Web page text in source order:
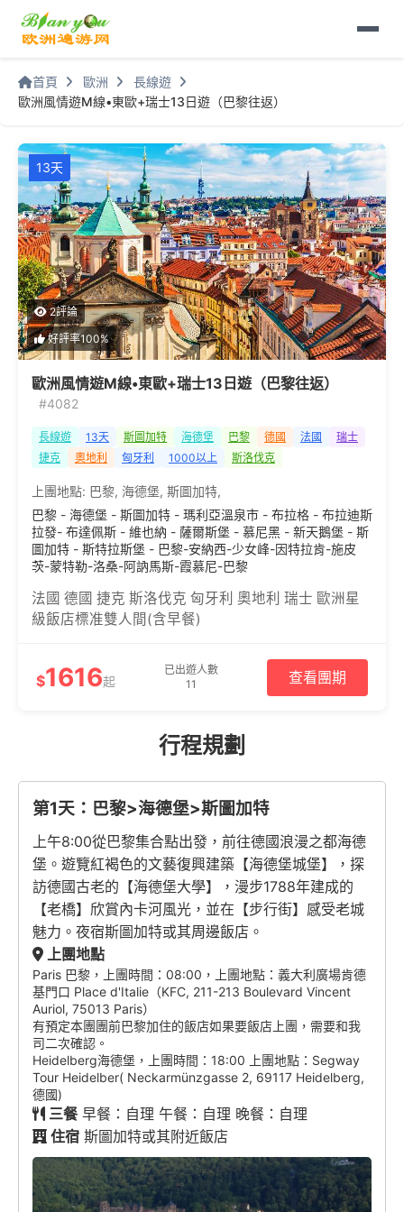
首頁 歐洲
長線遊
歐洲風情遊M線•東歐+瑞士13日遊（巴黎往返）
13天
2評論
好評率100%
歐洲風情遊M線•東歐+瑞士13日遊（巴黎往返）
#4082
長線遊 13天 斯圖加特 海德堡 巴黎 德國 法國
瑞士
捷克
奧地利 匈牙利 1000以上 斯洛伐克
上團地點: 巴黎, 海德堡, 斯圖加特,
巴黎 - 海德堡 - 斯圖加特 - 瑪利亞溫泉市 - 布拉格 - 布拉迪斯
拉發- 布達佩斯 - 維也納 - 薩爾斯堡 - 慕尼黑 - 新天鵝堡 - 斯
圖加特 - 斯特拉斯堡 - 巴黎-安納西-少女峰-因特拉肯-施皮
茨-蒙特勒-洛桑-阿訥馬斯-霞慕尼-巴黎
法國 德國 捷克 斯洛伐克 匈牙利 奧地利 瑞士 歐洲星
級飯店標准雙人間(含早餐)
$1616起
已出遊人數
11
查看團期
行程規劃
第1天：巴黎>海德堡>斯圖加特
上午8:00從巴黎集合點出發，前往德國浪漫之都海德
堡。遊覽紅褐色的文藝復興建築【海德堡城堡】，探
訪德國古老的【海德堡大學】，漫步1788年建成的
【老橋】欣賞內卡河風光，並在【步行街】感受老城
魅力。夜宿斯圖加特或其周邊飯店。
上團地點
Paris 巴黎，上團時間：08:00，上團地點：義大利廣場肯德
基門口 Place d'Italie（KFC, 211-213 Boulevard Vincent
Auriol, 75013 Paris）
有預定本團團前巴黎加住的飯店如果要飯店上團，需要和我
司二次確認。
Heidelberg海德堡，上團時間：18:00 上團地點：Segway
Tour Heidelber( Neckarmünzgasse 2, 69117 Heidelberg,
德國)
三餐早餐：自理 午餐：自理 晚餐：自理
住宿 斯圖加特或其附近飯店